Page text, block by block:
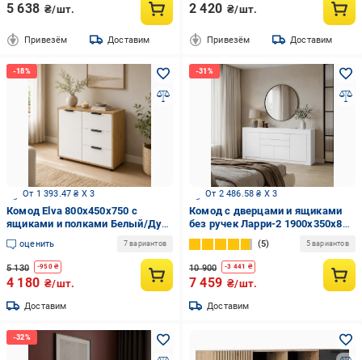
5 638 ₴/шт.
Привезём Доставим
2 420 ₴/шт.
Привезём Доставим
От 1 393.47 ₴ X 3
Комод Elva 800x450x750 с
ящиками и полками Белый/Дуб
Артизан (Elva WH/DA)
оценить 7 вариантов
5 130 -950₴
4 180 ₴/шт.
Доставим
От 2 486.58 ₴ X 3
Комод с дверцами и ящиками
без ручек Ларри-2 1900x350x840
мм Белый
5 5 вариантов
10 900 -3 441 ₴
7 459 ₴/шт.
Доставим